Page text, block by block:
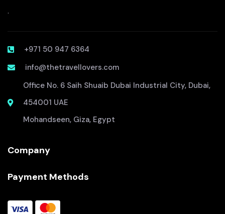
.
+971 50 947 6364
info@thetravellovers.com
Office No. 6 Saih Shuaib Dubai Industrial City, Dubai,
454001 UAE
Mohandseen, Giza, Egypt
Company
Payment Methods